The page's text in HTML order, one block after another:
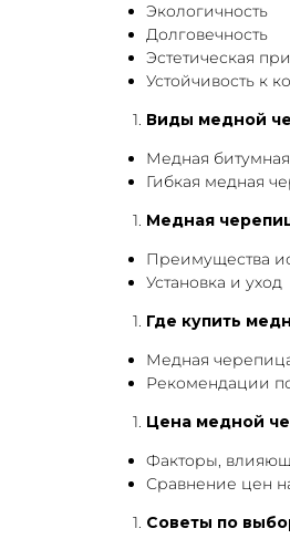
Экологичность
Долговечность
Эстетическая
Устойчивость к
Виды медной
Медная
Гибкая медная
Медная
Преимущества
Установка и уход
Где купить
Медная
Рекомендации
Цена медной
Факторы,
Сравнение цен
Советы по